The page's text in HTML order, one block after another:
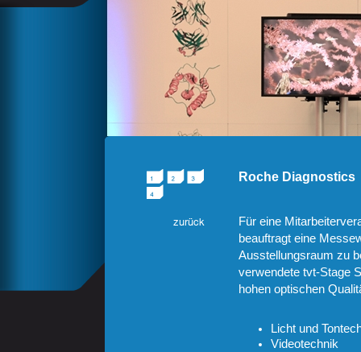
Roche Diagnostics
Für eine
beauftragt eine
Ausstellungsraum zu
verwendete tvt-Stage
hohen optischen
Licht und
Videotechnik